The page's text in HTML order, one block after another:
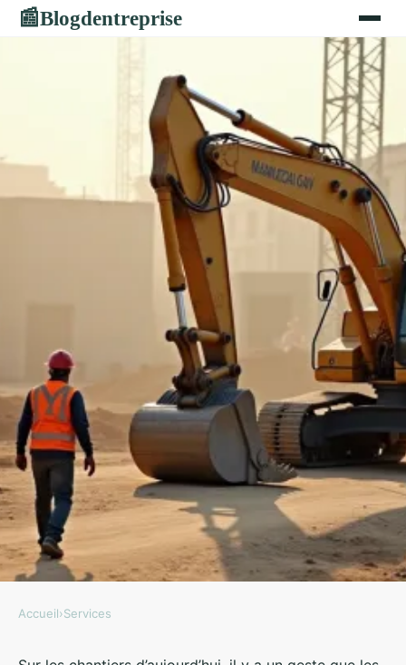
📰Blogdentreprise
Accueil›Services